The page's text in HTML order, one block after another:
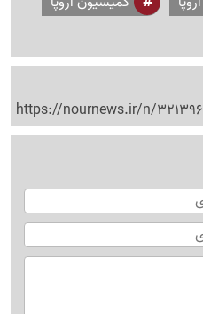
https://nournews.ir/n/321396